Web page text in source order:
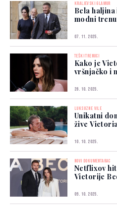
KRALJEVSKI GLAMUR
Bela
modni
07. 11. 2025.
TEŠKI TRENUCI
Kako je
vršnjačko i
26. 10. 2025.
LUKSUZNE VILE
Unikatni
žive
10. 10. 2025.
NOVI DOKUMENTARAC
Netflixov
Victorije
09. 10. 2025.